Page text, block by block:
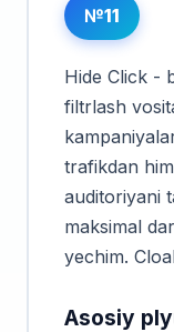
№11
Hide Click -
filtrlash
trafikdan
auditoriyani
maksimal
yechim.
Asosiy